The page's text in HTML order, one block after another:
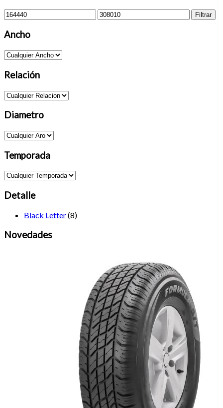
Precio
mínimo
Precio
máximo
Filtrar
Ancho
Relación
Diametro
Temporada
Detalle
Black Letter(8)
Novedades